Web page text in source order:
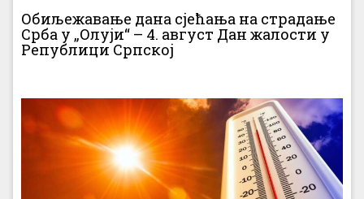
Обиљежавање дана сјећања на страдање
Срба у „Олуји“ – 4. август Дан жалости у
Републици Српској